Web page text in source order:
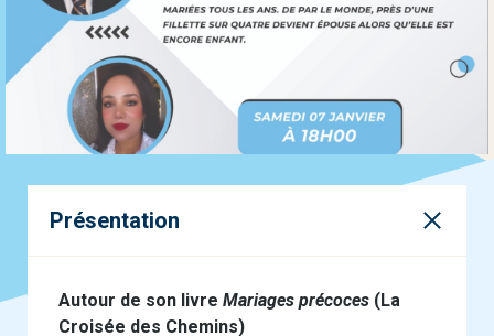
Présentation
Autour de son livre Mariages précoces (La
Croisée des Chemins)